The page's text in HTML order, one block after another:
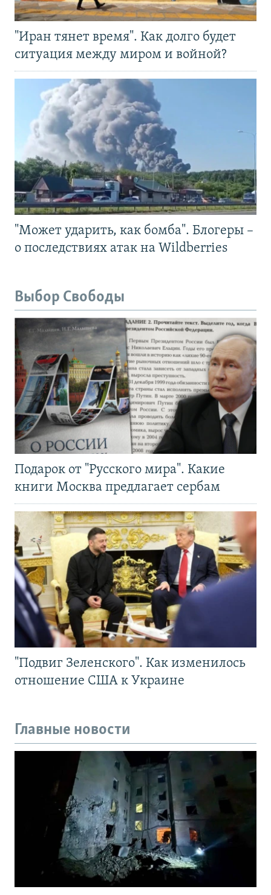
"Иран тянет время". Как долго будет
ситуация между миром и войной?
"Может ударить, как бомба". Блогеры –
о последствиях атак на Wildberries
Выбор Свободы
Подарок от "Русского мира". Какие
книги Москва предлагает сербам
"Подвиг Зеленского". Как изменилось
отношение США к Украине
Главные новости